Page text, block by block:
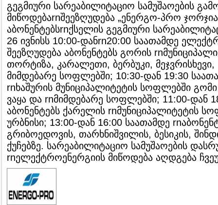
გეგმიური სარეაბილიტაციო სამუშაოების
მიწოდებაrnშეეზღუდება „ენერგო-პრო
აბონენტებსrnქსელის გეგმიური
26 ივნისს 10:00-დანrn20:00 საათამდე
შეეზღუდება აბონენტებს გორის
თორტიზა, კარალეთი, ბერბუკი,
მიმდებარე სოფლებში; 10:30-დან 19:30
rnხაშურის მუნიციპალიტეტის სოფლებში
ვაყა და rnმიმდებარე სოფლებში; 11:00-დან
აბონენტებს ქარელის rnმუნიციპალიტეტის
ურბნისი; 13:00-დან 16:00 საათამდე
გრიბოედოვის, თარხნიშვილის, ბესიკის,
ქუჩებზე. სარეაბილიტაციო სამუშაოების
rnელექტროენერგიის მიწოდება აღდგება